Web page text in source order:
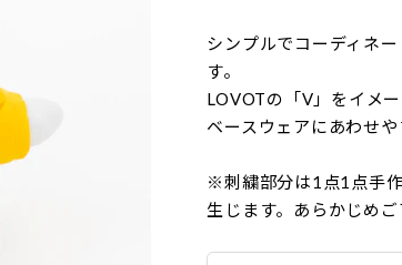
シンプルでコーディネ
す。
LOVOTの「V」をイメ
ベースウェアにあわせや
※刺繍部分は1点1点手
生じます。あらかじめ